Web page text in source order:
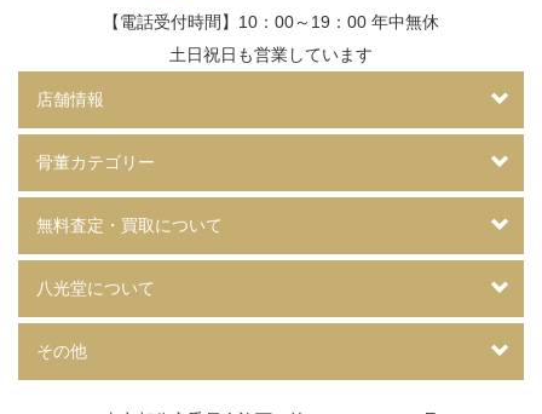
【電話受付時間】10：00～19：00 年中無休
土日祝日も営業しています
店舗情報
骨董カテゴリー
無料査定・買取について
八光堂について
その他